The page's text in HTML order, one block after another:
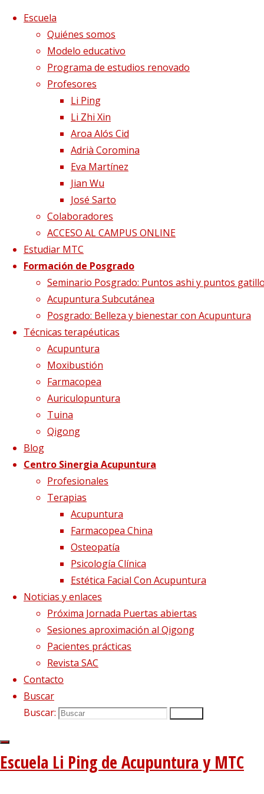
Saltar al contenido
Escuela
Quiénes somos
Modelo educativo
Programa de estudios renovado
Profesores
Li Ping
Li Zhi Xin
Aroa Alós Cid
Adrià Coromina
Eva Martínez
Jian Wu
José Sarto
Colaboradores
ACCESO AL CAMPUS ONLINE
Estudiar MTC
Formación de Posgrado
Seminario Posgrado: Puntos ashi y puntos
Acupuntura Subcutánea
Posgrado: Belleza y bienestar con Acupuntura
Técnicas terapéuticas
Acupuntura
Moxibustión
Farmacopea
Auriculopuntura
Tuina
Qigong
Blog
Centro Sinergia Acupuntura
Profesionales
Terapias
Acupuntura
Farmacopea China
Osteopatía
Psicología Clínica
Estética Facial Con Acupuntura
Noticias y enlaces
Próxima Jornada Puertas abiertas
Sesiones aproximación al Qigong
Pacientes prácticas
Revista SAC
Contacto
Buscar
Buscar:
Escuela Li Ping de Acupuntura y MTC
Página de InicioPublicaciones etiquetadas
"patrimonio universal"
Etiqueta:patrimonio
universal
La Acupuntura,
Patrimonio Cultural
Inmaterial de la
Humanidad
23 noviembre, 2018
acupuntura
unesco
noviembre se celebró el Día Mundial de la
Acupuntura (WADO) organizado bajo el